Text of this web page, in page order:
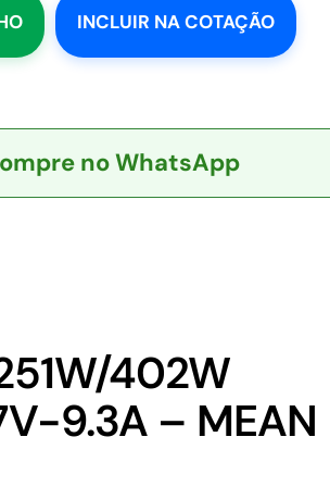
INCLUIR NA COTAÇÃO
no WhatsApp
402W
9.3A – MEAN